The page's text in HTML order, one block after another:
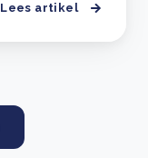
Lees artikel